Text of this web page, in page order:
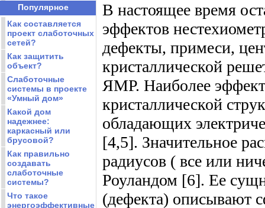
Популярное
Как составляется
проект слаботочных
сетей?
Как защитить
объект?
Слаботочные
системы в проекте
«Умный дом»
Какой дом
надежнее:
каркасный или
брусовой?
Как правильно
создавать
слаботочные
системы?
Что такое
энергоэффективные
В настоящее время
эффектов
дефекты, примеси,
кристаллической
ЯМР. Наиболее
кристаллической
обладающих
[4,5]. Значительное
радиусов ( все или
Роуландом [6]. Ее
(дефекта) описывают